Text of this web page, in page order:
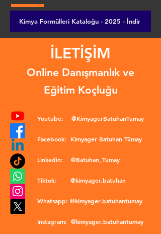
Kimya Formülleri Kataloğu - 2025 - İndir
İLETİŞİM
Online Danışmanlık ve
Eğitim Koçluğu
Youtube: @KimyagerBatuhanTumay
Facebook: Kimyager Batuhan Tümay
Linkedin: @Batuhan_Tumay
Tiktok: @kimyager.batuhan
Whatsapp: @kimyager.batuhantumay
Instagram: @kimyager.batuhantumay